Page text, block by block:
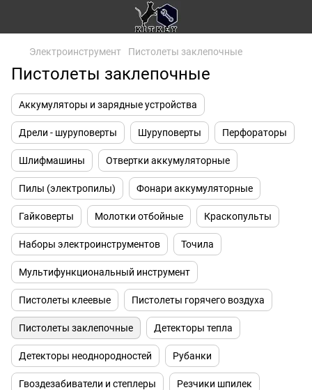
Электроинструмент Пистолеты заклепочные
Пистолеты заклепочные
Аккумуляторы и зарядные устройства
Дрели - шуруповерты Шуруповерты Перфораторы
Шлифмашины Отвертки аккумуляторные
Пилы (электропилы) Фонари аккумуляторные
Гайковерты Молотки отбойные Краскопульты
Наборы электроинструментов Точила
Мультифункциональный инструмент
Пистолеты клеевые Пистолеты горячего воздуха
Пистолеты заклепочные Детекторы тепла
Детекторы неоднородностей Рубанки
Гвоздезабиватели и степлеры Резчики шпилек